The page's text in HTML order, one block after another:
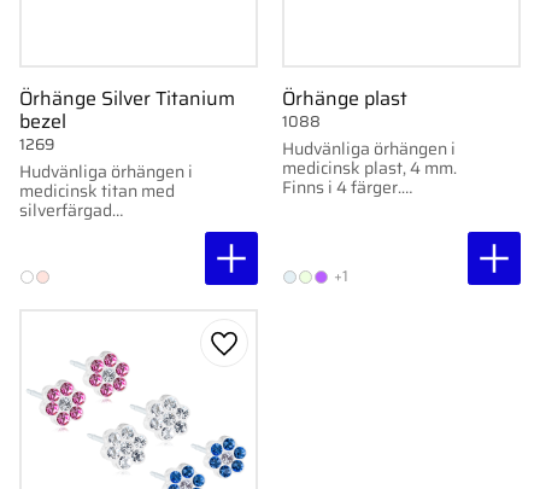
Örhänge Silver Titanium
bezel
Hudvänliga örhängen i
medicinsk titan med
silverfärgad
1269
Örhänge plast
Hudvänliga örhängen i
medicinsk plast, 4 mm.
Finns i 4 färger.
1088
+1
Lägg till i favoriter